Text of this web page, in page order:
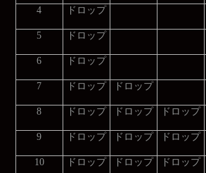
4 ドロップ
5 ドロップ
6 ドロップ
7 ドロップ ドロップ
8 ドロップ ドロップ ドロップ
9 ドロップ ドロップ ドロップ
10 ドロップ ドロップ ドロップ